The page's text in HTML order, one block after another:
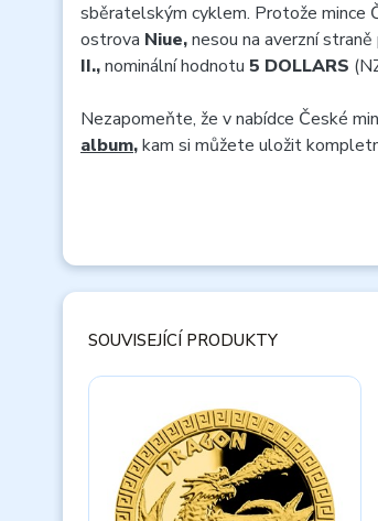
sběratelským cyklem. Protože mince
ostrova Niue,nesou na averzní
II.,nominální hodnotu 5 DOLLARS
Nezapomeňte, že v nabídce České
album,kam si můžete uložit
SOUVISEJÍCÍ PRODUKTY